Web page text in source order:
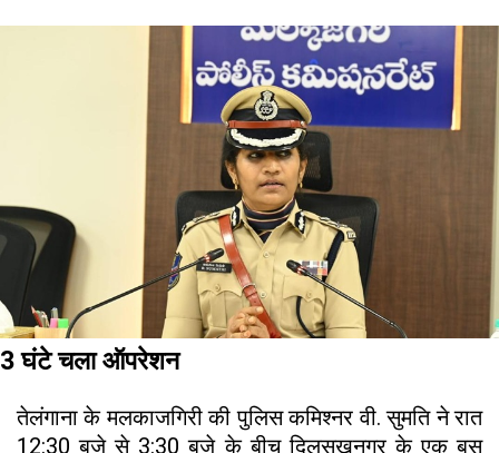
3 घंटे चला ऑपरेशन
तेलंगाना के मलकाजगिरी की पुलिस कमिश्नर वी. सुमति ने रात
12:30 बजे से 3:30 बजे के बीच दिलसुखनगर के एक बस